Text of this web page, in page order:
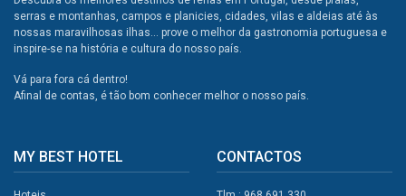
serras e montanhas, campos e planicies, cidades, vilas e aldeias até às
nossas maravilhosas ilhas... prove o melhor da gastronomia portuguesa e
inspire-se na história e cultura do nosso país.
Vá para fora cá dentro!
Afinal de contas, é tão bom conhecer melhor o nosso país.
MY BEST HOTEL CONTACTOS